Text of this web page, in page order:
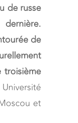
de russe
de
troisième
et